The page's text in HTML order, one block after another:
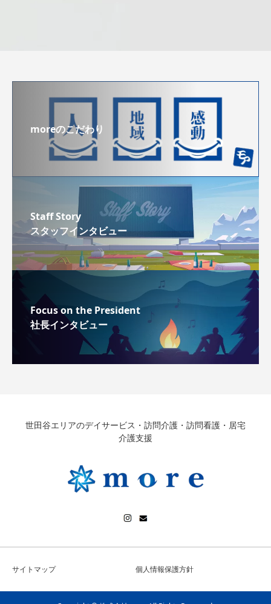
moreのこだわり
Staff Story
スタッフインタビュー
Focus on the President
社長インタビュー
世田谷エリアのデイサービス・訪問介護・訪問看護・居宅
介護支援
サイトマップ 個人情報保護方針